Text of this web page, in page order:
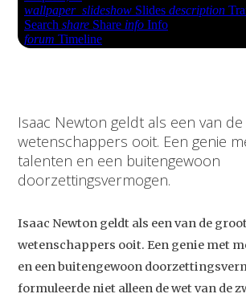
Isaac Newton geldt als een van
wetenschappers ooit. Een genie
talenten en een buitengewoon
doorzettingsvermogen.
Isaac Newton geldt als een van de
wetenschappers ooit. Een genie met
en een buitengewoon
formuleerde niet alleen de wet van de